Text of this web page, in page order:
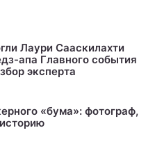
Лаури Сааскилахти
апа Главного события
эксперта
«бума»: фотограф,